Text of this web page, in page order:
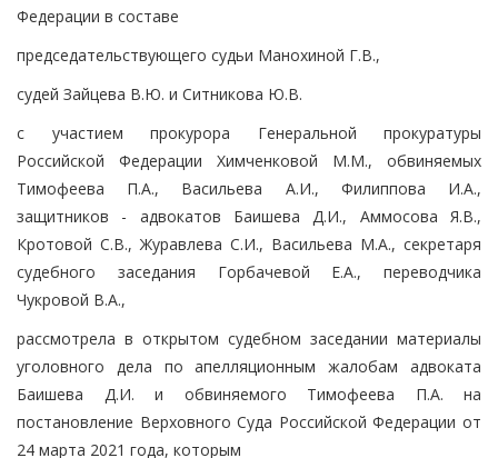
Федерации в составе
председательствующего судьи Манохиной Г.В.,
судей Зайцева В.Ю. и Ситникова Ю.В.
с участием прокурора Генеральной прокуратуры
Российской Федерации Химченковой М.М., обвиняемых
Тимофеева П.А., Васильева А.И., Филиппова И.А.,
защитников - адвокатов Баишева Д.И., Аммосова Я.В.,
Кротовой С.В., Журавлева С.И., Васильева М.А., секретаря
судебного заседания Горбачевой Е.А., переводчика
Чукровой В.А.,
рассмотрела в открытом судебном заседании материалы
уголовного дела по апелляционным жалобам адвоката
Баишева Д.И. и обвиняемого Тимофеева П.А. на
постановление Верховного Суда Российской Федерации от
24 марта 2021 года, которым